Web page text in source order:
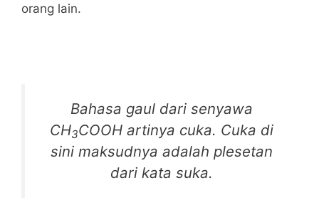
orang lain.
Bahasa gaul dari senyawa
CH3COOH artinya cuka. Cuka di
sini maksudnya adalah plesetan
dari kata suka.